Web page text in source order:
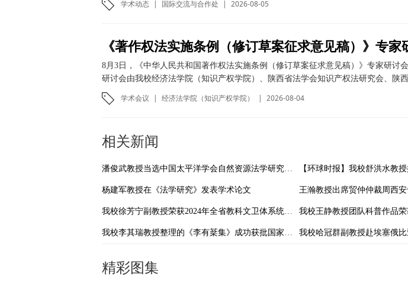
学术动态 | 国际交流与合作处 | 2026-08-05
8月3日，《中华人民共和国著作权法实施条例（修订草案征求意见稿）》专家研讨
研讨会由我校经济法学院（知识产权学院）、陕西省法学会知识产权法研究会、陕
学术会议 | 经济法学院（知识产权学院） | 2026-08-04
相关新闻
潘俊武教授当选中国太平洋学会自然资源法学研究分会副会长
杨建军教授在《法学研究》发表学术论文 王瀚教授出席贸仲仲裁周西
我校徐芳宁副教授荣获2024年全省教科文卫体系统优秀调研报告和工运理论研究成果二等奖
我校李其瑞教授整理的《李有棻集》成功获批国家古籍整理出版资助
精彩图集